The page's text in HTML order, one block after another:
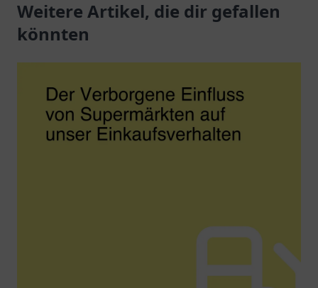
Elektrofahrzeuge.
Weitere Artikel, die dir gefallen
könnten